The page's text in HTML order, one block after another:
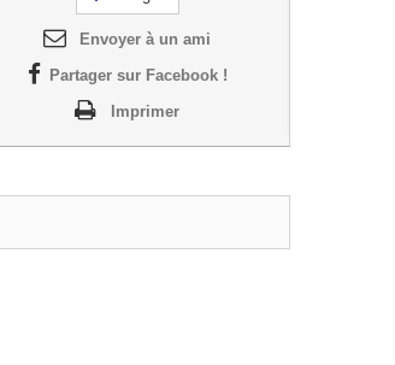
Envoyer à un ami
Partager sur Facebook !
Imprimer